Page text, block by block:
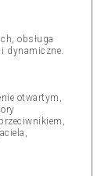
obsługa
dynamiczne.
otwartym,